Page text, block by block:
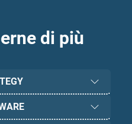
di più